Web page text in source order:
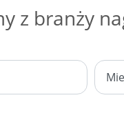
z branży